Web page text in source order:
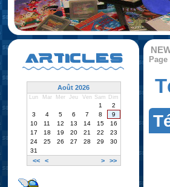
Page
ARTICLES
Août 2026
Lun Mar Mer Jeu Ven Sam Dim
<< < > >>
1
2
3
4 5 6 7 8
9
10
11 12 13 14 15
16
17
18 19 20 21 22
23
24
25 26 27 28 29
30
31